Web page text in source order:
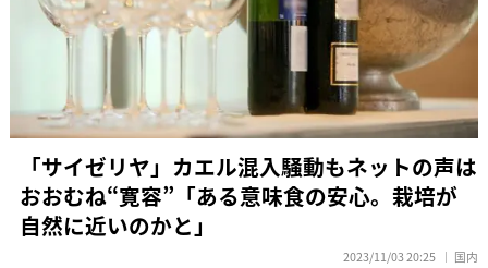
「サイゼリヤ」カエル混入騒動もネットの声は
おおむね“寛容”「ある意味食の安心。栽培が
自然に近いのかと」
2023/11/03 20:25 国内